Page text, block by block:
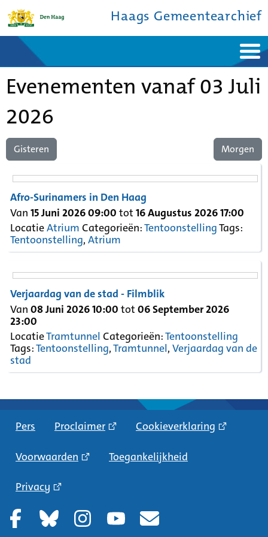
Haags Gemeentearchief
Nieuws
Ontdek de stad
De studiezaal
Over ons
Contact
Evenementen vanaf 03 Juli
2026
Gisteren Morgen
Afro-Surinamers in Den Haag
Van15 Juni 2026 09:00 tot16 Augustus 2026 17:00
LocatieAtrium Categorieën:TentoonstellingTags:
Tentoonstelling,Atrium
Verjaardag van de stad - Filmblik
Van08 Juni 2026 10:00 tot06 September 2026
23:00
LocatieTramtunnel Categorieën:Tentoonstelling
Tags:Tentoonstelling,Tramtunnel,Verjaardag van de
stad
Pers Proclaimer Cookieverklaring
Voorwaarden Toegankelijkheid
Privacy